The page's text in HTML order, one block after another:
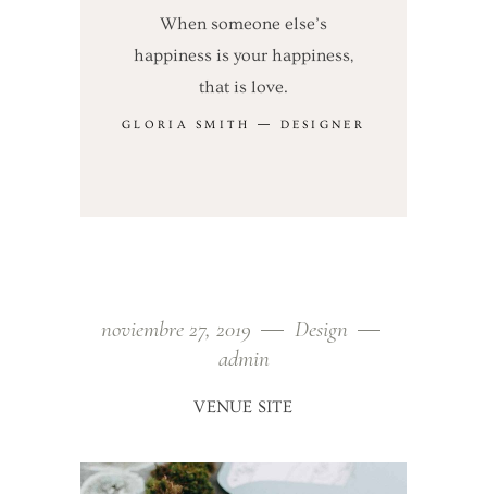
When someone else’s
happiness is your happiness,
that is love.
GLORIA SMITH ― DESIGNER
noviembre 27, 2019
Design
admin
VENUE SITE